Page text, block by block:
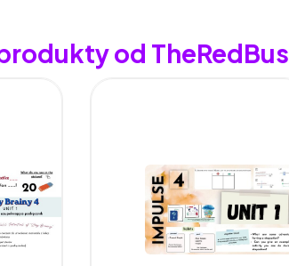
od TheRedBus